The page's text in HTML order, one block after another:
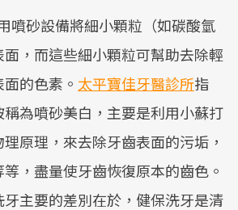
噴砂設備將細小顆粒（如碳酸氫
，而這些細小顆粒可幫助去除輕
的色素。 太平寶佳牙醫診所指
為噴砂美白，主要是利用小蘇打
原理，來去除牙齒表面的污垢，
，盡量使牙齒恢復原本的齒色。
主要的差別在於，健保洗牙是清